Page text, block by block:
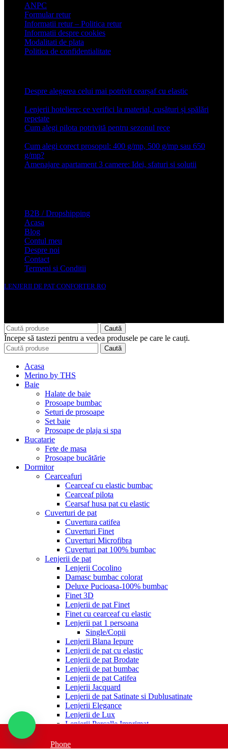
ANPC
Formular retur
Informatii retur – Politica retur
Informatii despre cookies
Modalitati de plata
Politica de confidentialitate
Despre alegerea celui mai potrivit cearșaf cu elastic
Lenjerii hoteliere: ce verifici la material, cusături și spălări
repetate
Cum alegi pilota potrivită pentru sezonul rece
Cum alegi corect prosopul: 400 g/mp, 500 g/mp sau 650
g/mp?
Amenajare apartament 3 camere: Idei, sfaturi si solutii
B2B / Dropshipping
Acasa
Blog
Contul meu
Despre noi
Contact
Termeni si Conditii
LENJERII DE PAT CONFORTER.RO
Caută
Începe să tastezi pentru a vedea produsele pe care le cauți.
Caută
Acasa
Merino by THS
Baie
Halate de baie
Prosoape bumbac
Seturi de prosoape
Set baie
Prosoape de plaja si spa
Bucatarie
Fete de masa
Prosoape bucătărie
Dormitor
Cearceafuri
Cearceaf cu elastic bumbac
Cearceaf pilota
Cearsaf husa pat cu elastic
Cuverturi de pat
Cuvertura catifea
Cuverturi Finet
Cuverturi Microfibra
Cuverturi pat 100% bumbac
Lenjerii de pat
Lenjerii Cocolino
Damasc bumbac colorat
Deluxe Pucioasa-100% bumbac
Finet 3D
Lenjerii de pat Finet
Finet cu cearceaf cu elastic
Lenjerii pat 1 persoana
Single/Copii
Lenjerii Blana Iepure
Lenjerii de pat cu elastic
Lenjerii de pat Brodate
Lenjerii de pat bumbac
Lenjerii de pat Catifea
Lenjerii Jacquard
Lenjerii de pat Satinate si Dublusatinate
Lenjerii Elegance
Lenjerii de Lux
Lenjerii Percalle Imprimat
Ranforce 100% bumbac
Phone